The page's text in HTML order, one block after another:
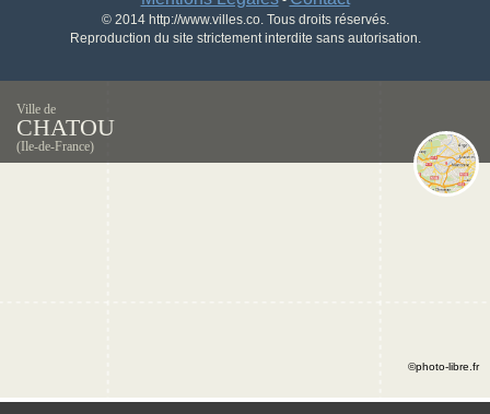
© 2014 http://www.villes.co. Tous droits réservés.
Reproduction du site strictement interdite sans autorisation.
Ville de
CHATOU
(Ile-de-France)
©photo-libre.fr